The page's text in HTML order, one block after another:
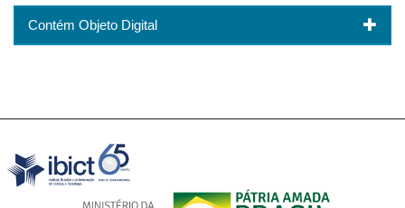
Contém Objeto Digital